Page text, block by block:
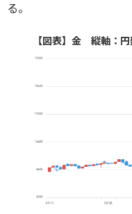
る。
【図表】金 縦軸：円